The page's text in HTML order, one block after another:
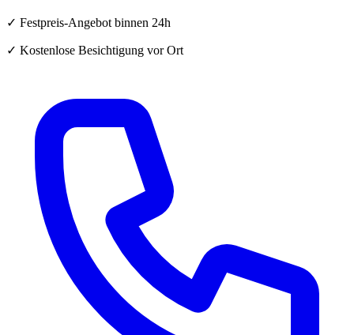
✓ Festpreis-Angebot binnen 24h
✓ Kostenlose Besichtigung vor Ort